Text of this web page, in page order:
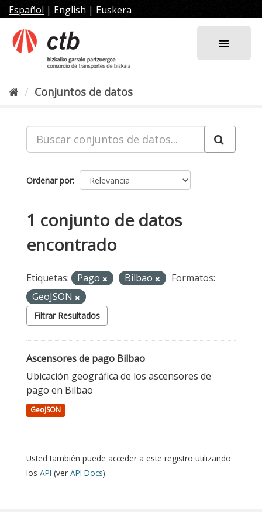
al
contenido
Español | English | Euskera
Conjuntos de datos
Ordenar por
1 conjunto de datos
encontrado
Etiquetas: Pago Bilbao
Formatos:
GeoJSON
Filtrar Resultados
Ascensores de pago Bilbao
Ubicación geográfica de los ascensores de
pago en Bilbao
GeoJSON
Usted también puede acceder a este registro utilizando
los API (ver API Docs).